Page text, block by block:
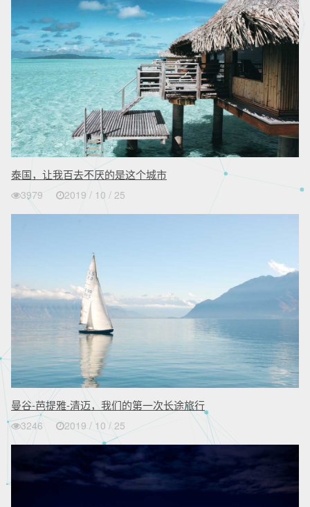
泰国，让我百去不厌的是这个城市
3979 2019 / 10 / 25
曼谷-芭提雅-清迈，我们的第一次长途旅行
3246 2019 / 10 / 25